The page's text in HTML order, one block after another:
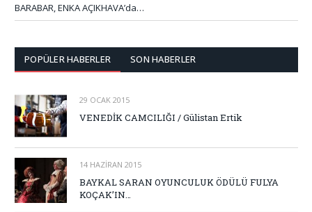
BARABAR, ENKA AÇIKHAVA’da…
POPÜLER HABERLER SON HABERLER
29 OCAK 2015
VENEDİK CAMCILIĞI / Gülistan Ertik
14 HAZIRAN 2015
BAYKAL SARAN OYUNCULUK ÖDÜLÜ FULYA
KOÇAK’IN…